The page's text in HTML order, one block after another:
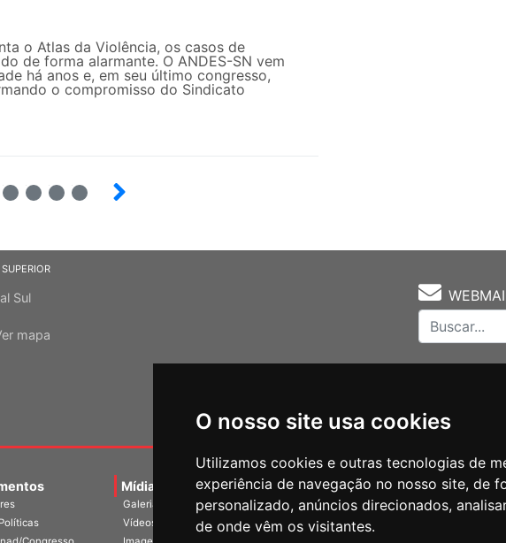
O nosso site usa cookies
Utilizamos cookies e outras tecnologias de
experiência de navegação no nosso site, de
personalizado, anúncios direcionados,
de onde vêm os visitantes.
o Atlas da Violência, os casos de
de forma alarmante. O ANDES-SN vem
há anos e, em seu último congresso,
o compromisso do Sindicato
Sul
mapa
Mídias
Galerias
Vídeos
Agenda Notícias Notas Técnicas